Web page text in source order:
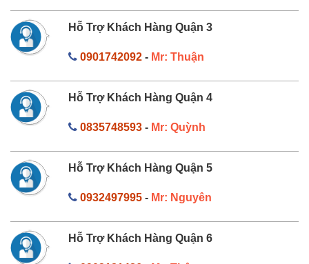
Hỗ Trợ Khách Hàng Quận 3
0901742092- Mr: Thuận
Hỗ Trợ Khách Hàng Quận 4
0835748593- Mr: Quỳnh
Hỗ Trợ Khách Hàng Quận 5
0932497995- Mr: Nguyên
Hỗ Trợ Khách Hàng Quận 6